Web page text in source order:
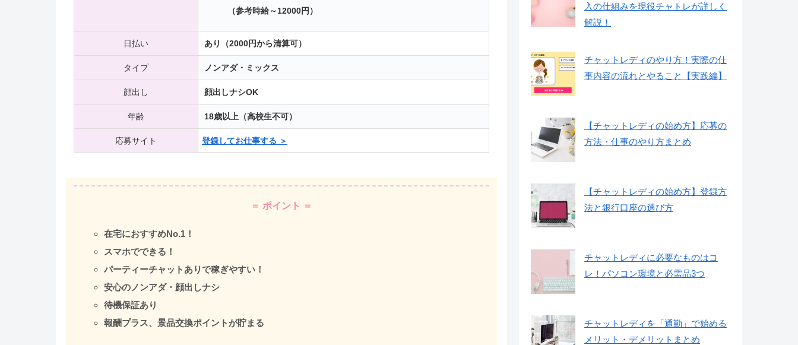
（参考時給～12000円）
日払い あり（2000円から清算可）
タイプ ノンアダ・ミックス
顔出し 顔出しナシOK
年齢 18歳以上（高校生不可）
応募サイト 登録してお仕事する ＞
＝ ポイント ＝
在宅におすすめNo.1！
スマホでできる！
パーティーチャットありで稼ぎやすい！
安心のノンアダ・顔出しナシ
待機保証あり
報酬プラス、景品交換ポイントが貯まる
入の仕組みを現役チャトレが詳しく
解説！
チャットレディのやり方！実際の仕
事内容の流れとやること【実践編】
【チャットレディの始め方】応募の
方法・仕事のやり方まとめ
【チャットレディの始め方】登録方
法と銀行口座の選び方
チャットレディに必要なものはコ
レ！パソコン環境と必需品3つ
チャットレディを「通勤」で始める
メリット・デメリットまとめ